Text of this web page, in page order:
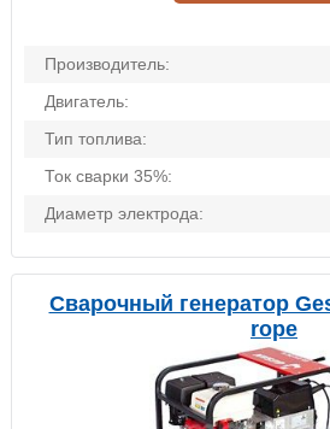
Производитель:
Двигатель:
Тип топлива:
Ток сварки 35%:
Диаметр электрода:
Сварочный генератор
rope